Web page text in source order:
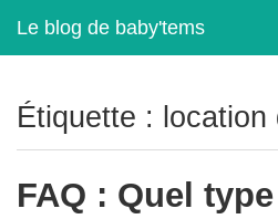
Le blog de baby'tems
Étiquette :
FAQ : Quel